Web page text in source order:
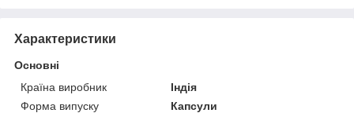
Характеристики
Основні
Країна виробник
Індія
Форма випуску
Капсули